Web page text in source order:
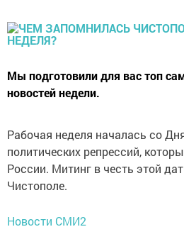
Мы подготовили для вас топ
новостей недели.
Рабочая неделя началась со
политических репрессий,
России. Митинг в честь этой
Чистополе.
Новости СМИ2